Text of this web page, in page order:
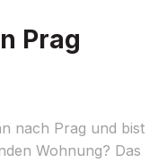
Prag
nach Prag und bist
Wohnung? Das